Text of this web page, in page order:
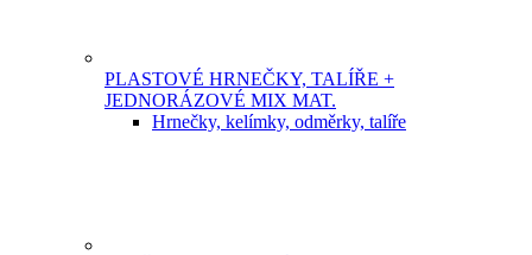
PLASTOVÉ HRNEČKY, TALÍŘE +
JEDNORÁZOVÉ MIX MAT.
Hrnečky, kelímky, odměrky, talíře